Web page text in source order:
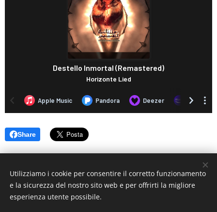
Share
© 2019 www.artistionline.tv
Utilizziamo i cookie per consentire il corretto funzionamento
e la sicurezza del nostro sito web e per offrirti la migliore
esperienza utente possibile.